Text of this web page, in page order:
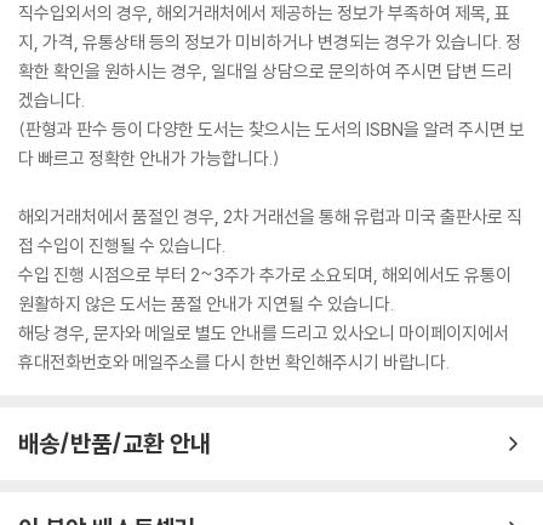
직수입외서의 경우, 해외거래처에서 제공하는 정보가 부족하여 제목, 표
지, 가격, 유통상태 등의 정보가 미비하거나 변경되는 경우가 있습니다. 정
확한 확인을 원하시는 경우, 일대일 상담으로 문의하여 주시면 답변 드리
겠습니다.
(판형과 판수 등이 다양한 도서는 찾으시는 도서의 ISBN을 알려 주시면 보
다 빠르고 정확한 안내가 가능합니다.)
해외거래처에서 품절인 경우, 2차 거래선을 통해 유럽과 미국 출판사로 직
접 수입이 진행될 수 있습니다.
수입 진행 시점으로 부터 2~3주가 추가로 소요되며, 해외에서도 유통이
원활하지 않은 도서는 품절 안내가 지연될 수 있습니다.
해당 경우, 문자와 메일로 별도 안내를 드리고 있사오니 마이페이지에서
휴대전화번호와 메일주소를 다시 한번 확인해주시기 바랍니다.
배송/반품/교환 안내